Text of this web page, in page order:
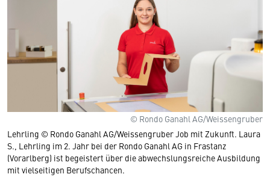
© Rondo Ganahl AG/Weissengruber
Lehrling © Rondo Ganahl AG/Weissengruber Job mit Zukunft. Laura
S., Lehrling im 2. Jahr bei der Rondo Ganahl AG in Frastanz
(Vorarlberg) ist begeistert über die abwechslungsreiche Ausbildung
mit vielseitigen Berufschancen.